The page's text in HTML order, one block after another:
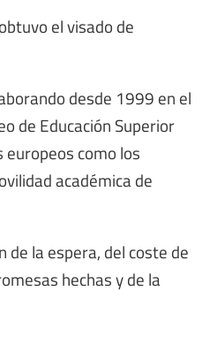
el visado de
desde 1999 en el
de Educación Superior
como los
académica de
la espera, del coste de
hechas y de la